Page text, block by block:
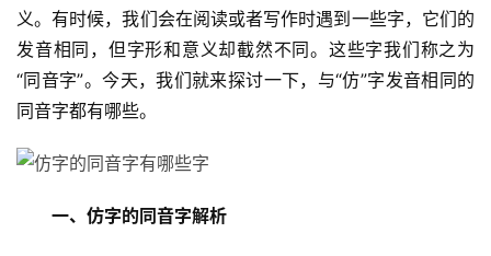
义。有时候，我们会在阅读或者写作时遇到一些字，它们的
发音相同，但字形和意义却截然不同。这些字我们称之为
“同音字”。今天，我们就来探讨一下，与“仿”字发音相同的
同音字都有哪些。
一、仿字的同音字解析